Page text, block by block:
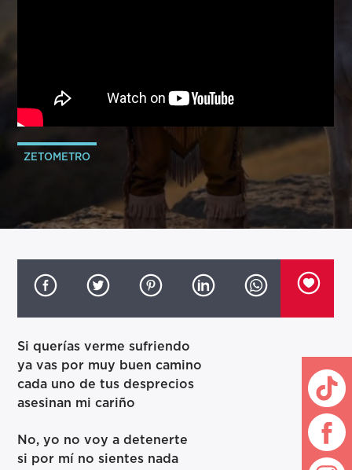
ZETOMETRO
Si querías verme sufriendo
ya vas por muy buen camino
cada uno de tus desprecios
asesinan mi cariño
No, yo no voy a detenerte
si por mí no sientes nada